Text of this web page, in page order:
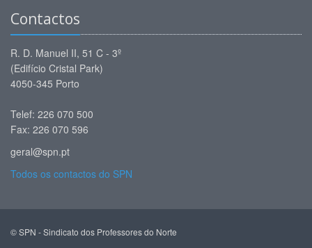
Contactos
R. D. Manuel II, 51 C - 3º
(Edifício Cristal Park)
4050-345 Porto
Telef: 226 070 500
Fax: 226 070 596
geral@spn.pt
Todos os contactos do SPN
© SPN - Sindicato dos Professores do Norte